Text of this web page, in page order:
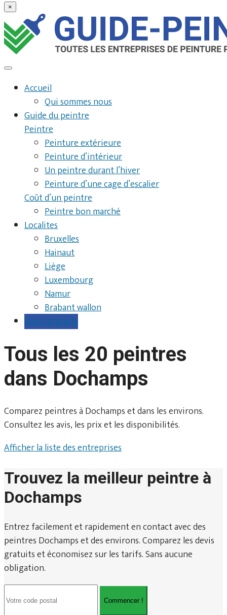
×
Accueil
Qui sommes nous
Guide du peintre
Peintre
Peinture extérieure
Peinture d’intérieur
Un peintre durant l’hiver
Peinture d’une cage d’escalier
Coût d’un peintre
Peintre bon marché
Localites
Bruxelles
Hainaut
Liège
Luxembourg
Namur
Brabant wallon
Devis gratuits
Tous les 20 peintres
dans Dochamps
Comparez peintres à Dochamps et dans les environs.
Consultez les avis, les prix et les disponibilités.
Afficher la liste des entreprises
Trouvez la meilleur peintre à
Dochamps
Entrez facilement et rapidement en contact avec des
peintres Dochamps et des environs. Comparez les devis
gratuits et économisez sur les tarifs. Sans aucune
obligation.
Commencer !